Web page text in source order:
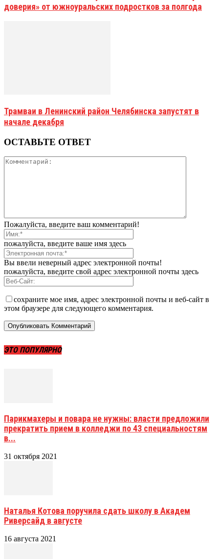
доверия» от южноуральских подростков за полгода
Трамваи в Ленинский район Челябинска запустят в
начале декабря
ОСТАВЬТЕ ОТВЕТ
Пожалуйста, введите ваш комментарий!
пожалуйста, введите ваше имя здесь
Вы ввели неверный адрес электронной почты!
пожалуйста, введите свой адрес электронной почты здесь
сохраните мое имя, адрес электронной почты и веб-сайт в
этом браузере для следующего комментария.
ЭТО ПОПУЛЯРНО
Парикмахеры и повара не нужны: власти предложили
прекратить прием в колледжи по 43 специальностям
в...
31 октября 2021
Наталья Котова поручила сдать школу в Академ
Риверсайд в августе
16 августа 2021